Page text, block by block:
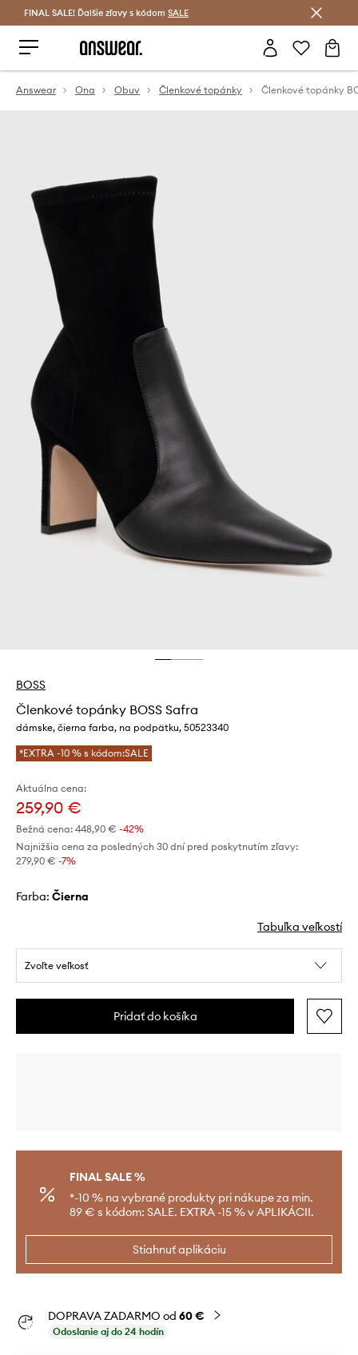
Šetrite s Answear Club >
FINAL SALE! Ďalšie zľavy s kódom SALE
Answear Ona Obuv Členkové topánky Členkové topánky
BOSS
Členkové topánky BOSS Safra
dámske, čierna farba, na podpätku, 50523340
*EXTRA -10 % s kódom:SALE
Aktuálna cena:
259,90 €
Bežná cena: 448,90 € -42%
Najnižšia cena za posledných 30 dní pred poskytnutím zľavy:
279,90 € -7%
Farba: čierna
Tabuľka veľkostí
Zvoľte veľkosť
Pridať do košíka
FINAL SALE %
*-10 % na vybrané produkty pri nákupe za min.
89 € s kódom: SALE. EXTRA -15 % v APLIKÁCII.
Stiahnuť aplikáciu
DOPRAVA ZADARMO od 60 €
Odoslanie aj do 24 hodín